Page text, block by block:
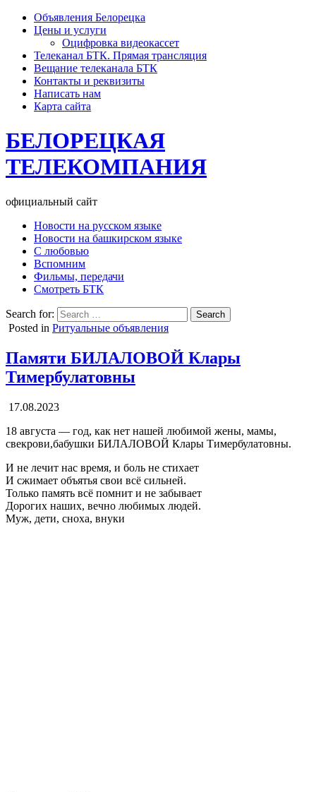
Объявления Белорецка
Цены и услуги
Оцифровка видеокассет
Телеканал БТК. Прямая трансляция
Вещание телеканала БТК
Контакты и реквизиты
Написать нам
Карта сайта
БЕЛОРЕЦКАЯ
ТЕЛЕКОМПАНИЯ
официальный сайт
Новости на русском языке
Новости на башкирском языке
С любовью
Вспомним
Фильмы, передачи
Смотреть БТК
Search for:
Posted in Ритуальные объявления
Памяти БИЛАЛОВОЙ Клары
Тимербулатовны
17.08.2023
18 августа — год, как нет нашей любимой жены, мамы,
свекрови,бабушки БИЛАЛОВОЙ Клары Тимербулатовны.
И не лечит нас время, и боль не стихает
И сжимает объятья свои всё сильней.
Только память всё помнит и не забывает
Дорогих наших, вечно любимых людей.
Муж, дети, сноха, внуки